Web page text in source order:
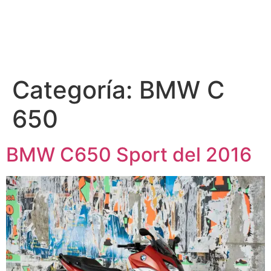
Categoría: BMW C
650
BMW C650 Sport del 2016